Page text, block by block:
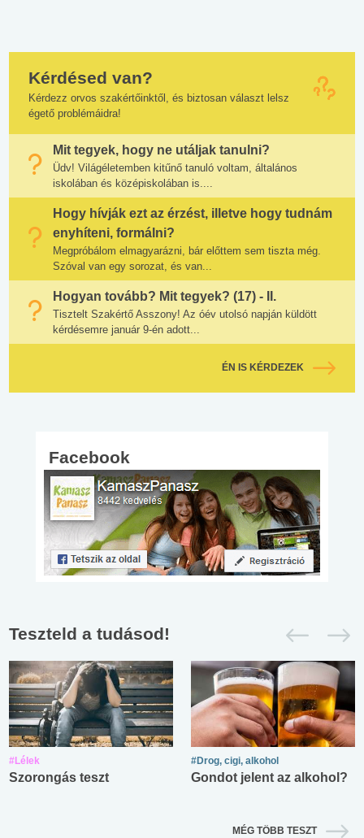
Kérdésed van?
Kérdezz orvos szakértőinktől, és biztosan választ lelsz
égető problémáidra!
Mit tegyek, hogy ne utáljak tanulni?
Üdv! Világéletemben kitűnő tanuló voltam, általános
iskolában és középiskolában is....
Hogy hívják ezt az érzést, illetve hogy tudnám
enyhíteni, formálni?
Megpróbálom elmagyarázni, bár előttem sem tiszta még.
Szóval van egy sorozat, és van...
Hogyan tovább? Mit tegyek? (17) - II.
Tisztelt Szakértő Asszony! Az óév utolsó napján küldött
kérdésemre január 9-én adott...
ÉN IS KÉRDEZEK
Facebook
Teszteld a tudásod!
#Lélek
Szorongás teszt
#Drog, cigi, alkohol
Gondot jelent az alkohol?
MÉG TÖBB TESZT